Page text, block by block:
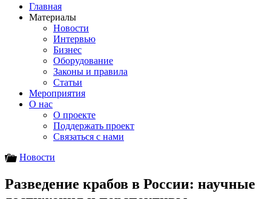
Главная
Материалы
Новости
Интервью
Бизнес
Оборудование
Законы и правила
Статьи
Мероприятия
О нас
О проекте
Поддержать проект
Связаться с нами
Новости
Разведение крабов в России: научные